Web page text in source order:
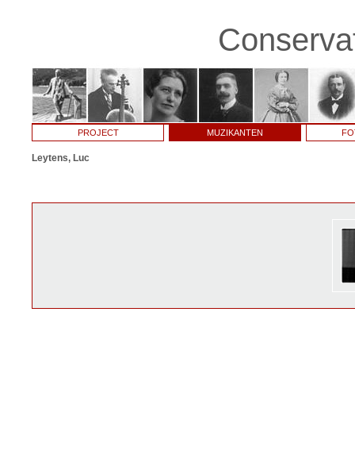
PROJECT MUZIKANTEN
Leytens, Luc